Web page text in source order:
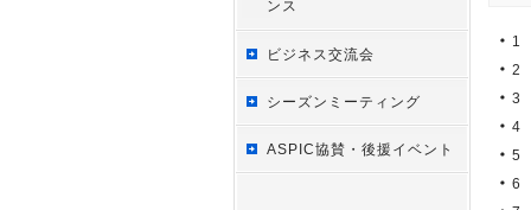
ンス
ビジネス交流会
シーズンミーティング
ASPIC協賛・後援イベント
1
2
3
4
5
6